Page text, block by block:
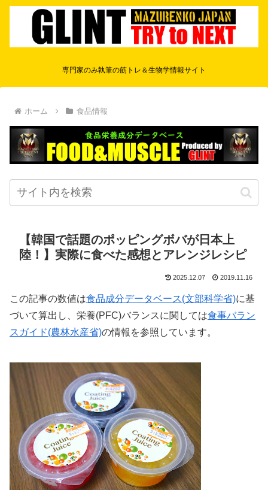
専門家のみ執筆の筋トレ＆生物学情報サイト
ホーム 食品情報
【韓国で話題のポッピングボバが日本上
陸！】実際に食べた感想とアレンジレシピ
2025.12.07 2019.11.16
この記事の数値は食品成分データベース(文部科学省)に基
づいて算出し、栄養(PFC)バランスに関しては食事バラン
スガイド(農林水産省)の情報を参照しています。